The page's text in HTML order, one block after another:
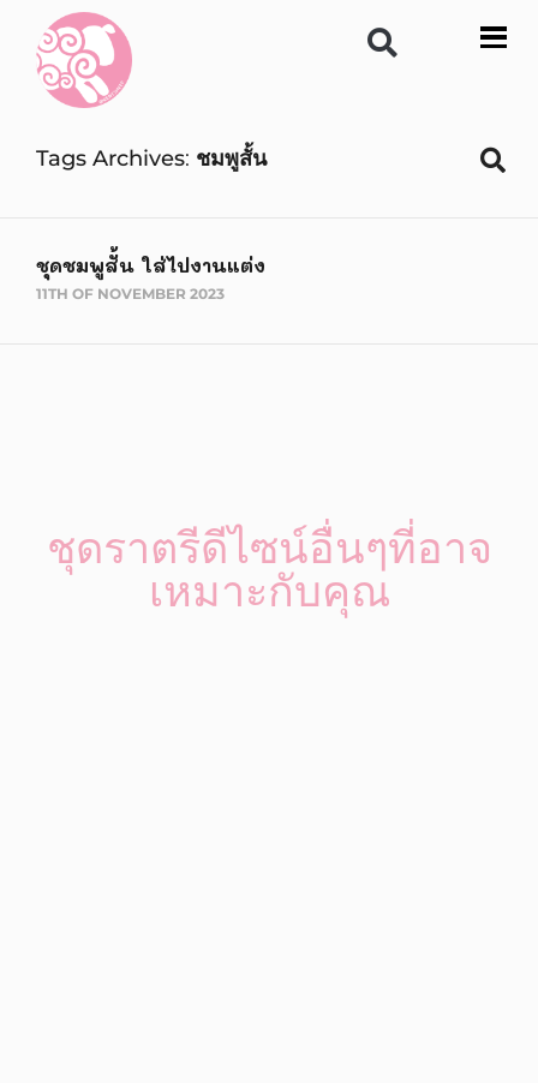
Tags Archives ชมพูสั้น
ชุดชมพูสั้น ใส่ไปงานแต่ง
11TH OF NOVEMBER 2023
ชุดราตรีดีไซน์อื่นๆที่อาจ
เหมาะกับคุณ